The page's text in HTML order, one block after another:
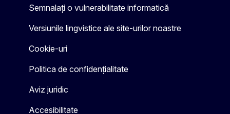
Semnalați o vulnerabilitate informatică
Versiunile lingvistice ale site-urilor noastre
Cookie-uri
Politica de confidențialitate
Aviz juridic
Accesibilitate